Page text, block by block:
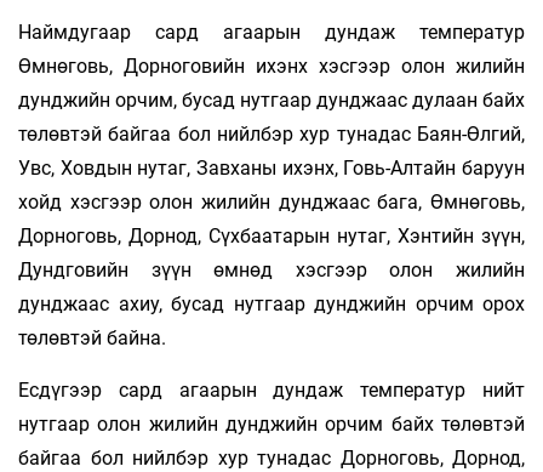
Наймдугаар сард агаарын дундаж температур
Өмнөговь, Дорноговийн ихэнх хэсгээр олон жилийн
дунджийн орчим, бусад нутгаар дунджаас дулаан байх
төлөвтэй байгаа бол нийлбэр хур тунадас Баян-Өлгий,
Увс, Ховдын нутаг, Завханы ихэнх, Говь-Алтайн баруун
хойд хэсгээр олон жилийн дунджаас бага, Өмнөговь,
Дорноговь, Дорнод, Сүхбаатарын нутаг, Хэнтийн зүүн,
Дундговийн зүүн өмнөд хэсгээр олон жилийн
дунджаас ахиу, бусад нутгаар дунджийн орчим орох
төлөвтэй байна.
Есдүгээр сард агаарын дундаж температур нийт
нутгаар олон жилийн дунджийн орчим байх төлөвтэй
байгаа бол нийлбэр хур тунадас Дорноговь, Дорнод,